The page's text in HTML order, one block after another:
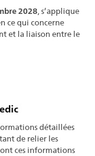
2028 , s’applique
ce qui concerne
et la liaison entre le
détaillées
de relier les
ces informations